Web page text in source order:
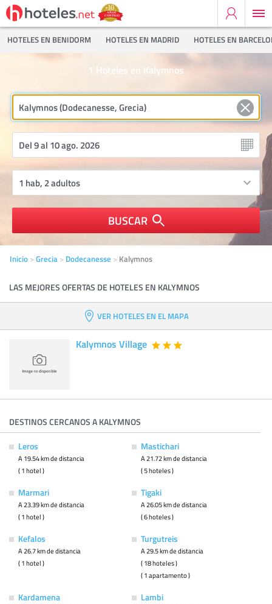
HOTELES EN BENIDORM HOTELES EN MADRID HOTELES EN
Hoteles en Kalymnos
1
BUSCAR
Inicio Grecia Dodecanesse Kalymnos
LAS MEJORES OFERTAS DE HOTELES EN KALYMNOS
VER HOTELES EN EL MAPA
Kalymnos Village
DESTINOS CERCANOS A KALYMNOS
Leros
A 19.54 km de distancia
( 1 hotel )
Mastichari
A 21.72 km de distancia
( 5 hoteles )
Marmari
A 23.39 km de distancia
( 1 hotel )
Tigaki
A 26.05 km de distancia
( 6 hoteles )
Kefalos
A 26.7 km de distancia
( 1 hotel )
Turgutreis
A 29.5 km de distancia
( 18 hoteles )
( 1 apartamento )
Kardamena Lambi